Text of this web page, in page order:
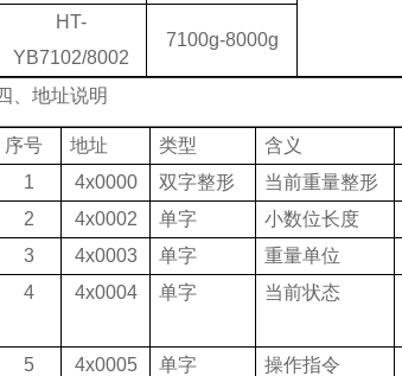
HT-
YB7102/8002
7100g-8000g
、 地址说明
序号 地址 类型 含义
1
4x0000 双字整形 当前重量整形
2
4x0002 单字 小数位长度
3
4x0003 单字 重量单位
4
4x0004 单字 当前状态
5
4x0005 单字 操作指令